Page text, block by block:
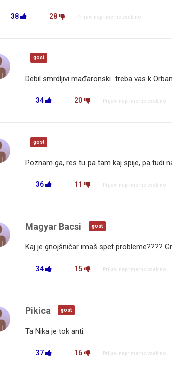
38 28 Prijavi neprimerno vsebino
gost
Debil smrdljivi mađaronski...treba vas k
34 20 Prijavi neprimerno vsebino
gost
Poznam ga, res tu pa tam kaj spije, pa tudi
36 11 Prijavi neprimerno vsebino
Magyar Bacsi gost
Kaj je gnojšničar imaš spet probleme????
34 15 Prijavi neprimerno vsebino
Pikica gost
Ta Nika je tok anti.
37 16 Prijavi neprimerno vsebino